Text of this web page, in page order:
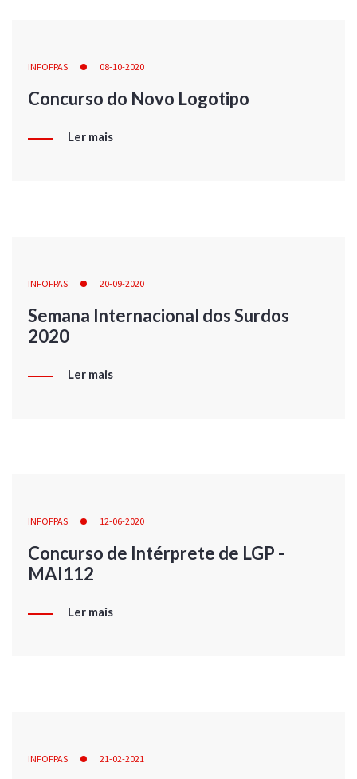
INFOFPAS 08-10-2020
Concurso do Novo Logotipo
Ler mais
INFOFPAS 20-09-2020
Semana Internacional dos Surdos
2020
Ler mais
INFOFPAS 12-06-2020
Concurso de Intérprete de LGP -
MAI112
Ler mais
INFOFPAS 21-02-2021